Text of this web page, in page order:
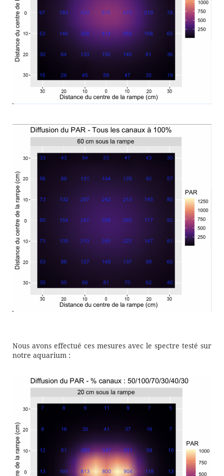
Nous avons effectué ces mesures avec le spectre testé sur
notre aquarium :